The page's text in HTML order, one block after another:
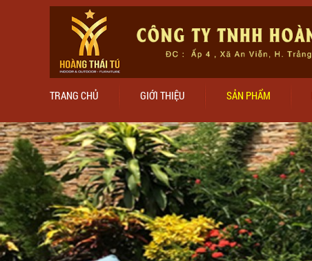
TRANG CHỦ GIỚI THIỆU SẢN PHẨM